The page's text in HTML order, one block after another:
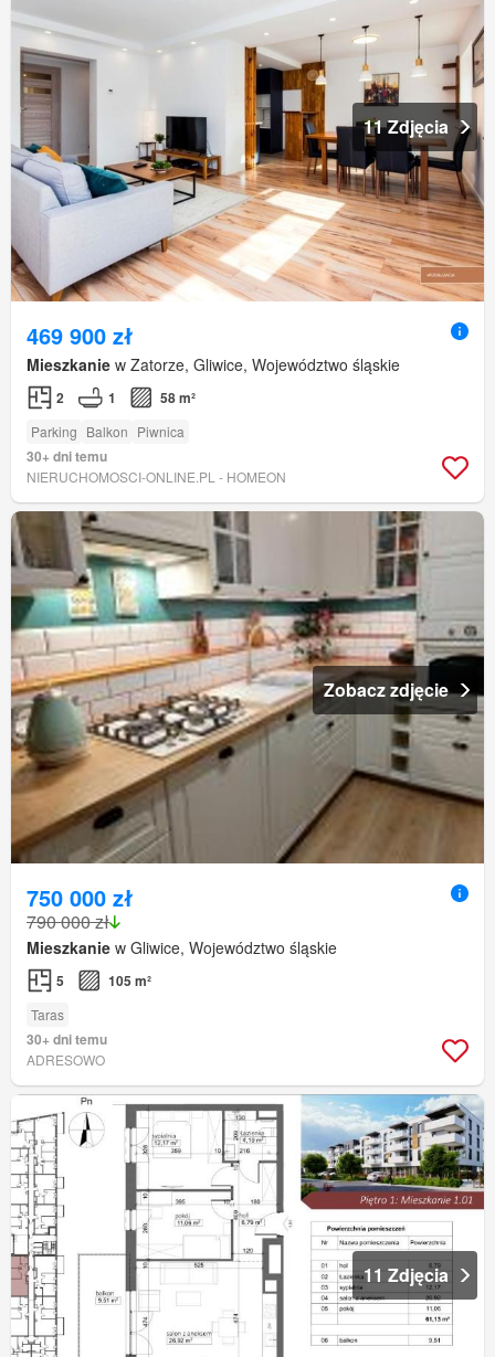
11 Zdjęcia
469 900 zł
Mieszkanie w Zatorze, Gliwice, Województwo śląskie
2 1 58 m²
Parking Balkon Piwnica
30+ dni temu
NIERUCHOMOSCI-ONLINE.PL - HOMEON
Zobacz zdjęcie
750 000 zł
790 000 zł
Mieszkanie w Gliwice, Województwo śląskie
5 105 m²
Taras
30+ dni temu
ADRESOWO
11 Zdjęcia